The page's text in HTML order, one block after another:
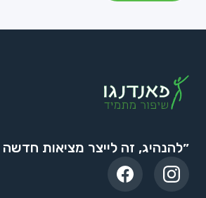
״להנהיג, זה לייצר מציאות